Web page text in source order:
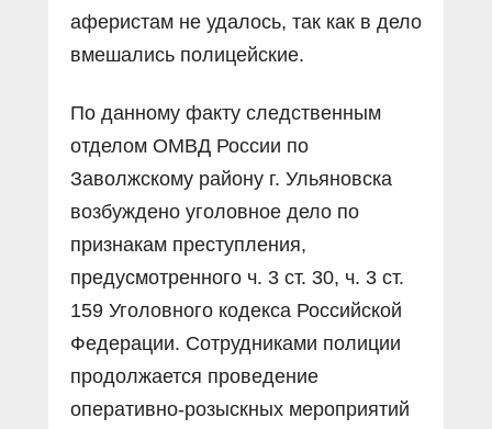
аферистам не удалось, так как в дело
вмешались полицейские.
По данному факту следственным
отделом ОМВД России по
Заволжскому району г. Ульяновска
возбуждено уголовное дело по
признакам преступления,
предусмотренного ч. 3 ст. 30, ч. 3 ст.
159 Уголовного кодекса Российской
Федерации. Сотрудниками полиции
продолжается проведение
оперативно-розыскных мероприятий